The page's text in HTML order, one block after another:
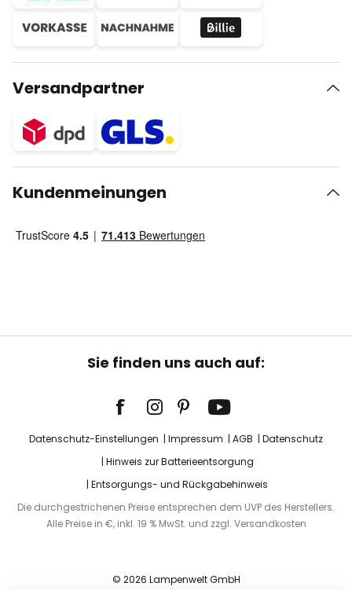
Versandpartner
Kundenmeinungen
Sie finden uns auch auf:
Datenschutz-Einstellungen Impressum AGB
Datenschutz
Hinweis zur Batterieentsorgung
Entsorgungs- und Rückgabehinweis
Die durchgestrichenen Preise entsprechen dem UVP des Herstellers.
Alle Preise in €, inkl. 19 % MwSt. und zzgl. Versandkosten
© 2026 Lampenwelt GmbH